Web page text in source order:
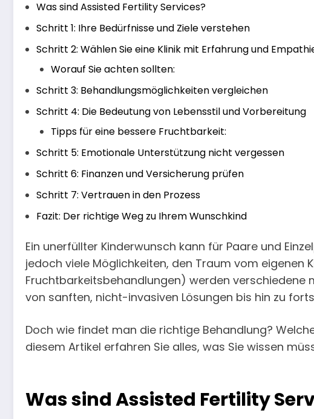
Was sind Assisted Fertility Services?
Schritt 1: Ihre Bedürfnisse und Ziele verstehen
Schritt 2: Wählen Sie eine Klinik mit Erfahrung und
Worauf Sie achten sollten:
Schritt 3: Behandlungsmöglichkeiten vergleichen
Schritt 4: Die Bedeutung von Lebensstil und Vorbereitung
Tipps für eine bessere Fruchtbarkeit:
Schritt 5: Emotionale Unterstützung nicht vergessen
Schritt 6: Finanzen und Versicherung prüfen
Schritt 7: Vertrauen in den Prozess
Fazit: Der richtige Weg zu Ihrem Wunschkind
Ein unerfüllter Kinderwunsch kann für Paare und
jedoch viele Möglichkeiten, den Traum vom eigenen
Fruchtbarkeitsbehandlungen) werden verschiedene
von sanften, nicht-invasiven Lösungen bis hin zu
Doch wie findet man die richtige Behandlung?
diesem Artikel erfahren Sie alles, was Sie wissen
Was sind Assisted Fertility